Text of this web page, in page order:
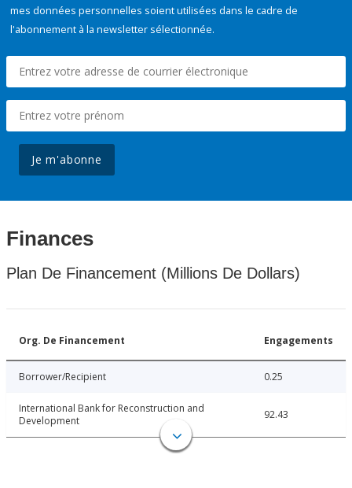
mes données personnelles soient utilisées dans le cadre de
l'abonnement à la newsletter sélectionnée.
Je m'abonne
Finances
Plan De Financement (Millions De Dollars)
Org. De Financement Engagements
Borrower/Recipient 0.25
International Bank for Reconstruction and
Development
92.43